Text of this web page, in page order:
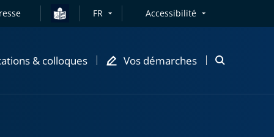
FR Accessibilité
& colloques Vos démarches
Ouvrir